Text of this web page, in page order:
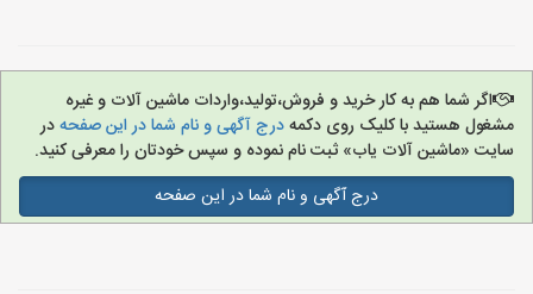
اگر شما هم به کار خرید و فروش،تولید،واردات ماشین آلات و غیره
مشغول هستید با کلیک روی دکمهدرج آگهی و نام شما در این صفحهدر
سایت «ماشین آلات یاب» ثبت نام نموده و سپس خودتان را معرفی کنید.
درج آگهی و نام شما در این صفحه